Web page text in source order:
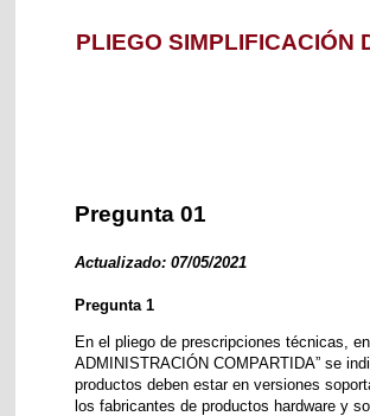
PLIEGO SIMPLIFICACIÓN
Pregunta 01
Actualizado: 07/05/2021
Pregunta 1
En el pliego de prescripciones técnicas,
ADMINISTRACIÓN COMPARTIDA” se
productos deben estar en versiones
los fabricantes de productos hardware y